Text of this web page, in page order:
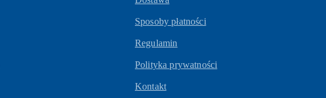
Sposoby płatności
Regulamin
Polityka prywatności
Kontakt